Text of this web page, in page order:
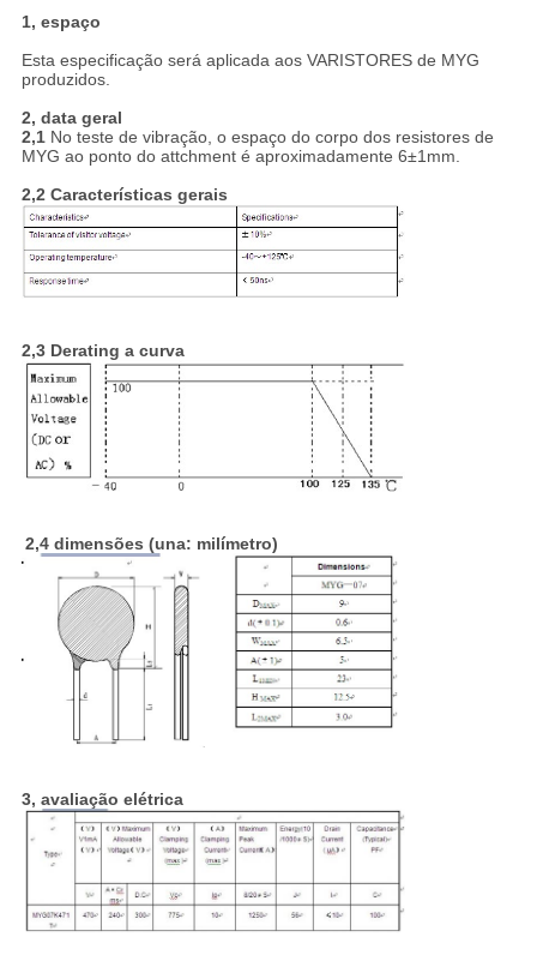
1, espaço
Esta especificação será aplicada aos VARISTORES de MYG
produzidos.
2, data geral
2,1 No teste de vibração, o espaço do corpo dos resistores de
MYG ao ponto do attchment é aproximadamente 6±1mm.
2,2 Características gerais
2,3 Derating a curva
2,4 dimensões (una: milímetro)
3, avaliação elétrica